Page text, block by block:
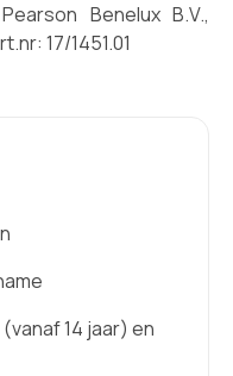
Benelux B.V.,
17/1451.01
14 jaar) en